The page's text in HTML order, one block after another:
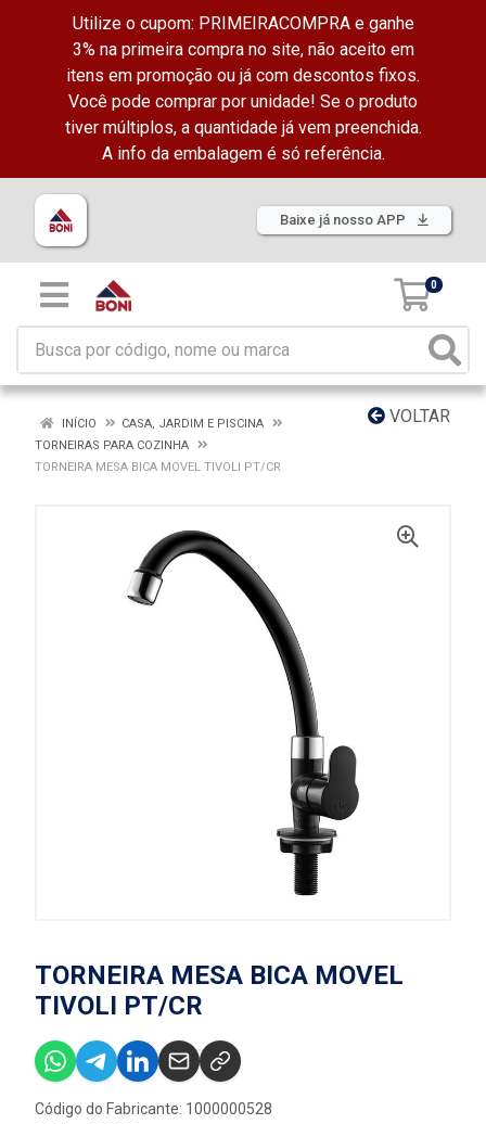
Utilize o cupom: PRIMEIRACOMPRA e ganhe
3% na primeira compra no site, não aceito em
itens em promoção ou já com descontos fixos.
Você pode comprar por unidade! Se o produto
tiver múltiplos, a quantidade já vem preenchida.
A info da embalagem é só referência.
Baixe já nosso APP
0
VOLTAR
INÍCIO
CASA, JARDIM E PISCINA
TORNEIRAS PARA COZINHA
TORNEIRA MESA BICA MOVEL TIVOLI PT/CR
TORNEIRA MESA BICA MOVEL
TIVOLI PT/CR
Código do Fabricante: 1000000528